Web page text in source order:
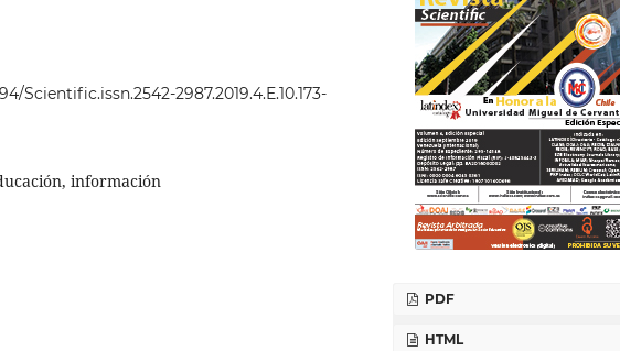
Scientific.issn.2542-2987.2019.4.E.10.173-
información
PDF
HTML